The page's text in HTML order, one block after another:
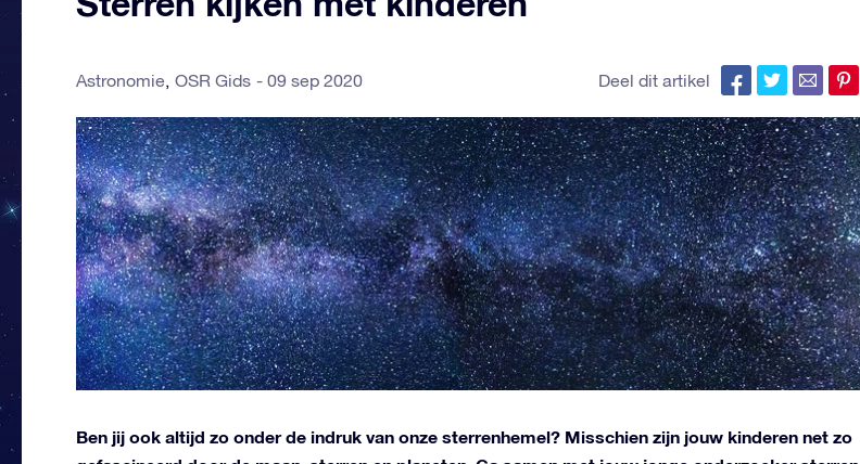
Astronomie OSR Gids 09 sep 2020 Deel dit artikel
Ben jij ook altijd zo onder de indruk van onze sterrenhemel? Misschien zijn jouw kinderen net zo